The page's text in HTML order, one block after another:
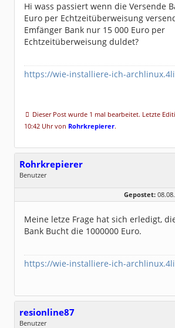
Hi wass passiert wenn die Versende
Euro per Echtzeitüberweisung
Emfänger Bank nur 15 000 Euro per
Echtzeitüberweisung duldet?
https://wie-installiere-ich-
Dieser Post wurde 1 mal bearbeitet. Letzte
10:42 Uhr von Rohrkrepierer.
Rohrkrepierer
Benutzer
Dabei seit:
09 / 2018
Gepostet:
Meine letze Frage hat sich erledigt,
Bank Bucht die 1000000 Euro.
https://wie-installiere-ich-
resionline87
Benutzer